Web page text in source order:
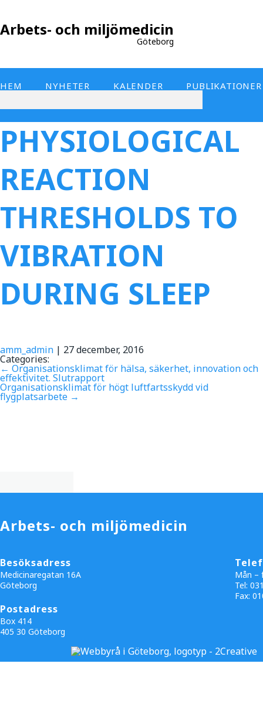
Arbets- och miljömedicin
Göteborg
HEM NYHETER KALENDER PUBLIKATIONER
PHYSIOLOGICAL
REACTION
THRESHOLDS TO
VIBRATION
DURING SLEEP
amm_admin | 27 december, 2016
Categories:
← Organisationsklimat för hälsa, säkerhet, innovation och
effektivitet. Slutrapport
Organisationsklimat för högt luftfartsskydd vid
flygplatsarbete →
Arbets- och miljömedicin
Besöksadress
Medicinaregatan 16A
Göteborg
Postadress
Box 414
405 30 Göteborg
Mån –
Tel:
Fax: